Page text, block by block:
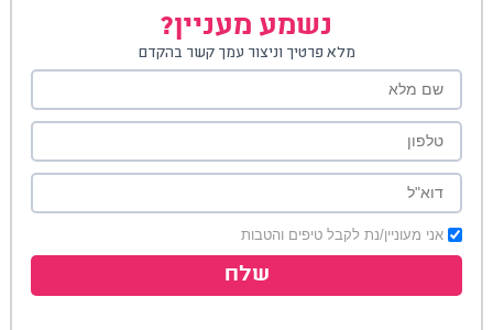
נשמע מעניין?
מלא פרטיך וניצור עמך קשר בהקדם
אני מעוניין/נת לקבל טיפים והטבות
שלח